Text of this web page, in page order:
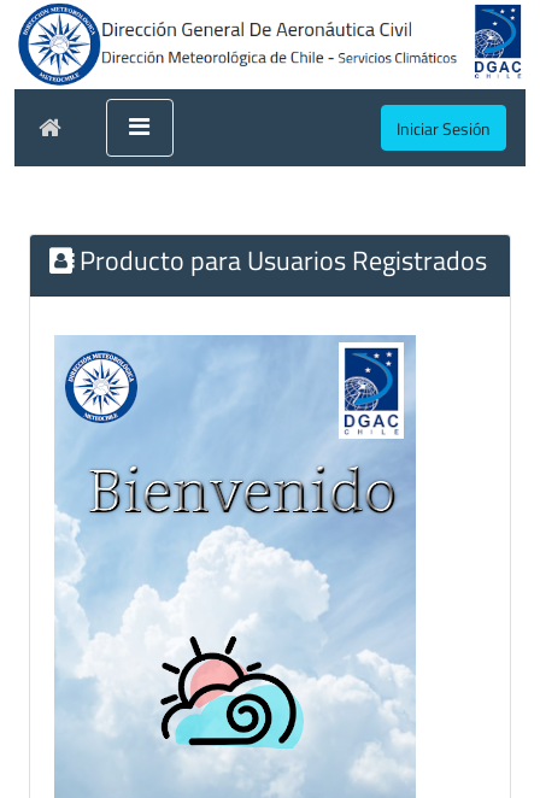
Iniciar Sesión
Producto para Usuarios Registrados